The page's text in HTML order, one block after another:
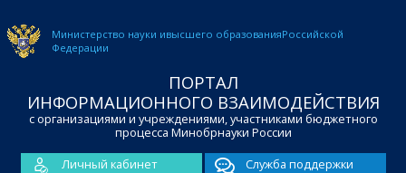
Министерство науки ивысшего образованияРоссийской
Федерации
ПОРТАЛ
ИНФОРМАЦИОННОГО ВЗАИМОДЕЙСТВИЯ
с организациями и учреждениями, участниками бюджетного
процесса Минобрнауки России
Личный кабинет
Служба поддержки